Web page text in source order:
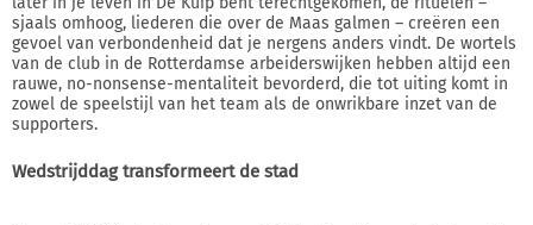
sjaals omhoog, liederen die over de Maas galmen – creëren een
gevoel van verbondenheid dat je nergens anders vindt. De wortels
van de club in de Rotterdamse arbeiderswijken hebben altijd een
rauwe, no-nonsense-mentaliteit bevorderd, die tot uiting komt in
zowel de speelstijl van het team als de onwrikbare inzet van de
supporters.
Wedstrijddag transformeert de stad